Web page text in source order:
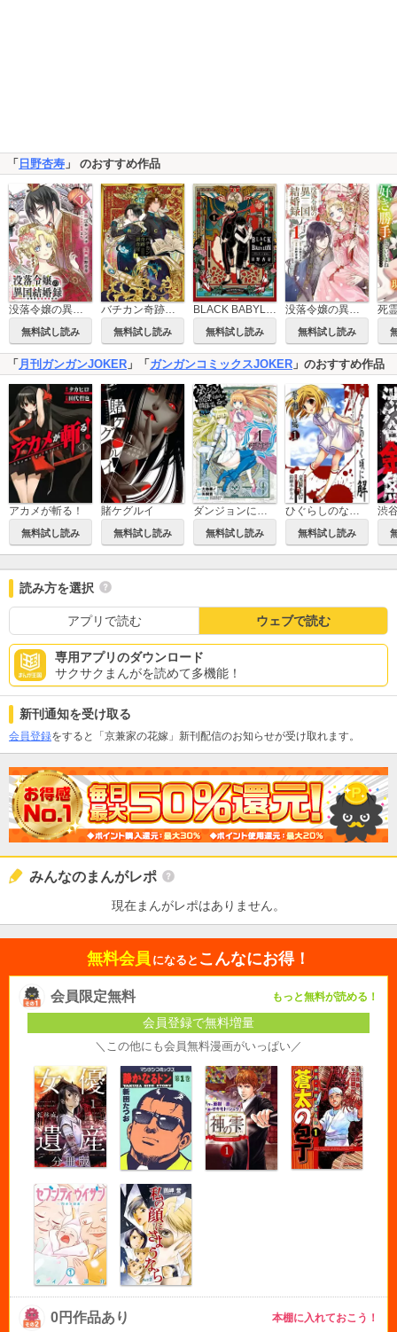
「日野杏寿 」 のおすすめ作品
没落令嬢の異国結婚録【分冊版】
無料試し読み
バチカン奇跡調査官
無料試し読み
BLACK BABYLON-ブラック・バビロン-
無料試し読み
没落令嬢の異国結婚録
無料試し読み
「 月刊ガンガンJOKER 」「 ガンガンコミックスJOKER 」のおすすめ作品
アカメが斬る！
無料試し読み
賭ケグルイ
無料試し読み
ダンジョンに出会いを求めるのは間違っているだろうか 外伝 ソード・オラトリア
無料試し読み
ひぐらしのなく頃に解 祭囃し編
無料試し読み
渋
読み方を選択
アプリで読む ウェブで読む
専用アプリのダウンロード
サクサクまんがを読めて多機能！
新刊通知を受け取る
会員登録をすると「京兼家の花嫁」新刊配信のお知らせが受け取れます。
みんなのまんがレポ
現在まんがレポはありません。
無料会員 になると こんなにお得！
会員限定無料 もっと無料が読める！
会員登録で無料増量
＼この他にも会員無料漫画がいっぱい／
0円作品あり 本棚に入れておこう！